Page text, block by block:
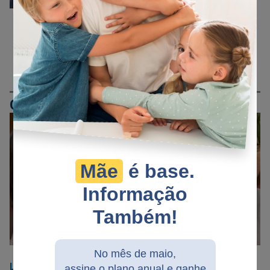
Mãe é base.
Informação
Também!
No mês de maio,
Jovem deputado cearense
vai à PGR contra
‘Ministério da Verdade’ de
Lula (veja o vídeo)
CENSURA
LIBERDADE DE EXPRESSÃO 26/02/2023